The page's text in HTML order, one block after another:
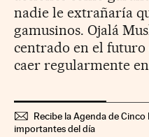
nadie le extrañaría
gamusinos. Ojalá
centrado en el
caer regularmente
Recibe la Agenda de
importantes del día